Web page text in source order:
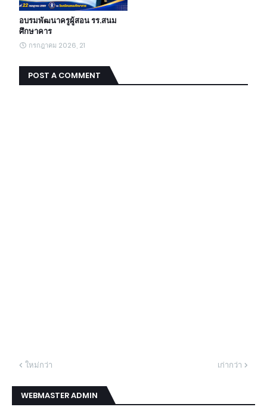
อบรมพัฒนาครูผู้สอน รร.สนม
ศึกษาคาร
กรกฎาคม 2026, 21
POST A COMMENT
ใหม่กว่า เก่ากว่า
WEBMASTER ADMIN